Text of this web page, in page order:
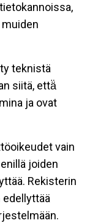
teknistä
siitä, että̈
ja ovat
vain
joiden
Rekisterin